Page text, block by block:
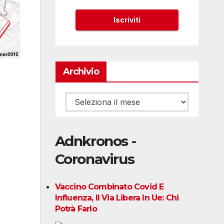
Archivio
Archivio
Adnkronos -
Coronavirus
Vaccino Combinato Covid E
Influenza, Il Via Libera In Ue: Chi
Potrà Farlo